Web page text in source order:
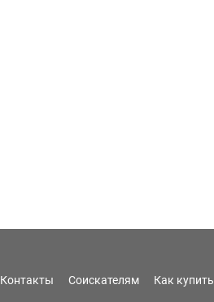
Контакты Соискателям Как купить